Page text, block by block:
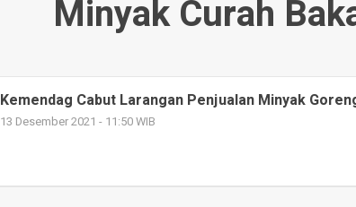
Minyak Curah
Kemendag Cabut Larangan Penjualan Minyak
13 Desember 2021 - 11:50 WIB